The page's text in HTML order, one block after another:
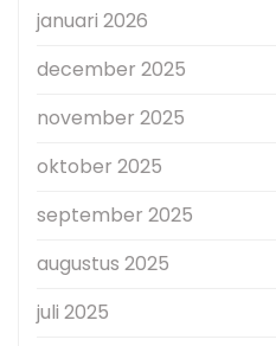
januari 2026
december 2025
november 2025
oktober 2025
september 2025
augustus 2025
juli 2025